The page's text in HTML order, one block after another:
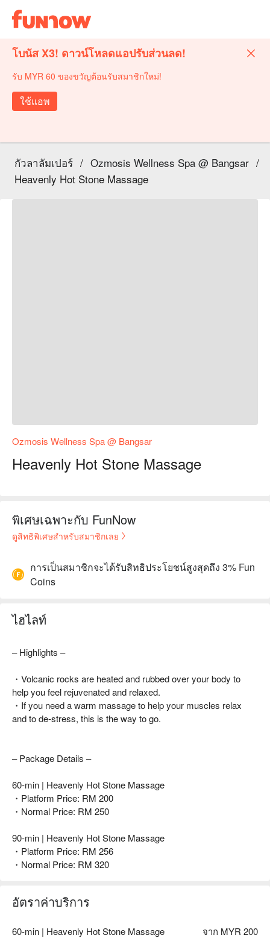
โบนัส X3! ดาวน์โหลดแอปรับส่วนลด!
รับ MYR 60 ของขวัญต้อนรับสมาชิกใหม่!
ใช้แอพ
กัวลาลัมเปอร์ / Ozmosis Wellness Spa @ Bangsar /
Heavenly Hot Stone Massage
Ozmosis Wellness Spa @ Bangsar
Heavenly Hot Stone Massage
พิเศษเฉพาะกับ FunNow
ดูสิทธิพิเศษสำหรับสมาชิกเลย
การเป็นสมาชิกจะได้รับสิทธิประโยชน์สูงสุดถึง 3% Fun
Coins
ไฮไลท์
– Highlights –
・Volcanic rocks are heated and rubbed over your body to
help you feel rejuvenated and relaxed.
・If you need a warm massage to help your muscles relax
and to de-stress, this is the way to go.
– Package Details –
60-min | Heavenly Hot Stone Massage
・Platform Price: RM 200
・Normal Price: RM 250
90-min | Heavenly Hot Stone Massage
・Platform Price: RM 256
・Normal Price: RM 320
อัตราค่าบริการ
60-min | Heavenly Hot Stone Massage จาก MYR 200